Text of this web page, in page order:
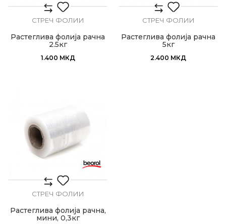
СТРЕЧ ФОЛИИ
Растеглива фолија рачна
2.5кг
1.400 МКД
СТРЕЧ ФОЛИИ
Растеглива фолија рачна
5кг
2.400 МКД
СТРЕЧ ФОЛИИ
Растеглива фолија рачна,
мини, 0,3кг